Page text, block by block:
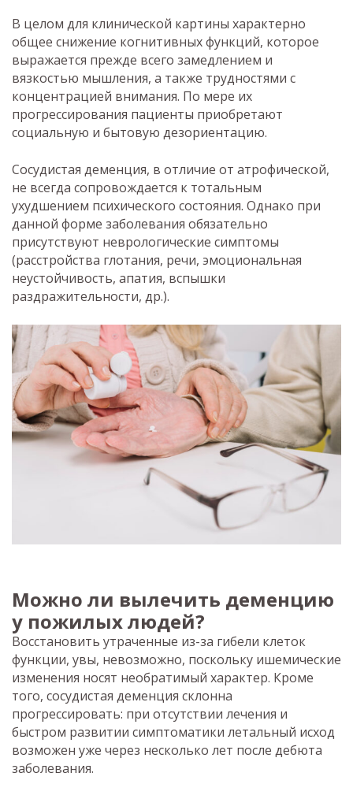
В целом для клинической картины характерно
общее снижение когнитивных функций, которое
выражается прежде всего замедлением и
вязкостью мышления, а также трудностями с
концентрацией внимания. По мере их
прогрессирования пациенты приобретают
социальную и бытовую дезориентацию.
Сосудистая деменция, в отличие от атрофической,
не всегда сопровождается к тотальным
ухудшением психического состояния. Однако при
данной форме заболевания обязательно
присутствуют неврологические симптомы
(расстройства глотания, речи, эмоциональная
неустойчивость, апатия, вспышки
раздражительности, др.).
Можно ли вылечить деменцию
у пожилых людей?
Восстановить утраченные из-за гибели клеток
функции, увы, невозможно, поскольку ишемические
изменения носят необратимый характер. Кроме
того, сосудистая деменция склонна
прогрессировать: при отсутствии лечения и
быстром развитии симптоматики летальный исход
возможен уже через несколько лет после дебюта
заболевания.